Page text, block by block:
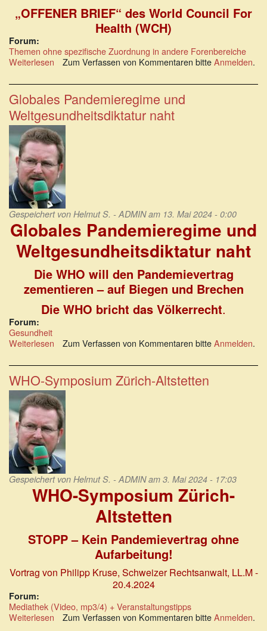
„OFFENER BRIEF“ des World Council For
Health (WCH)
Forum:
Themen ohne spezifische Zuordnung in andere Forenbereiche
Weiterlesen über
Philipp
Kruse:
Abmahnung
an
Tedros
Zum Verfassen von Kommentaren bitteAnmelden.
Globales Pandemieregime und
Weltgesundheitsdiktatur naht
Gespeichert von Helmut S. - ADMINam 13. Mai 2024 - 0:00
Globales Pandemieregime und
Weltgesundheitsdiktatur naht
Die WHO will den Pandemievertrag
zementieren – auf Biegen und Brechen
Die WHO bricht das Völkerrecht.
Forum:
Gesundheit
Weiterlesen über
Pandemieregime
Weltgesundheitsdiktatur
naht
Zum Verfassen von Kommentaren bitteAnmelden.
WHO-Symposium Zürich-Altstetten
Gespeichert von Helmut S. - ADMINam 3. Mai 2024 - 17:03
WHO-Symposium Zürich-
Altstetten
STOPP – Kein Pandemievertrag ohne
Aufarbeitung!
Vortrag von Philipp Kruse, Schweizer Rechtsanwalt, LL.M -
20.4.2024
Forum:
Mediathek (Video, mp3/4) + Veranstaltungstipps
Weiterlesen über
Zum Verfassen von Kommentaren bitteAnmelden.